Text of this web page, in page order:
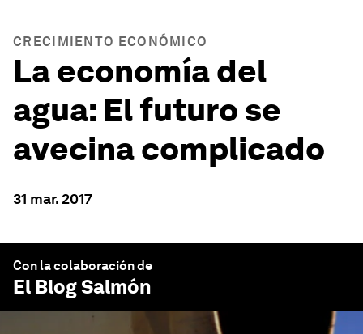
CRECIMIENTO ECONÓMICO
La economía del
agua: El futuro se
avecina complicado
31 mar. 2017
Con la colaboración de
El Blog Salmón